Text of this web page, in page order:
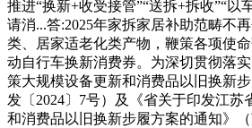
推进“换新+收受接管”“送拆+拆收”“以
请消...答:2025年家拆家居补助范畴不
类、居家适老化类产物，鞭策各项使
动自行车换新消费券。为深切贯彻落
策大规模设备更新和消费品以旧换新
发〔2024〕7号）及《省关于印发江苏
和消费品以旧换新步履方案的通知》（